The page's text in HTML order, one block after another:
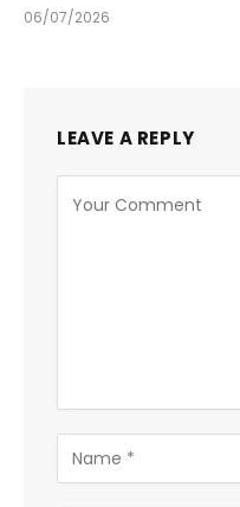
06/07/2026
LEAVE A REPLY